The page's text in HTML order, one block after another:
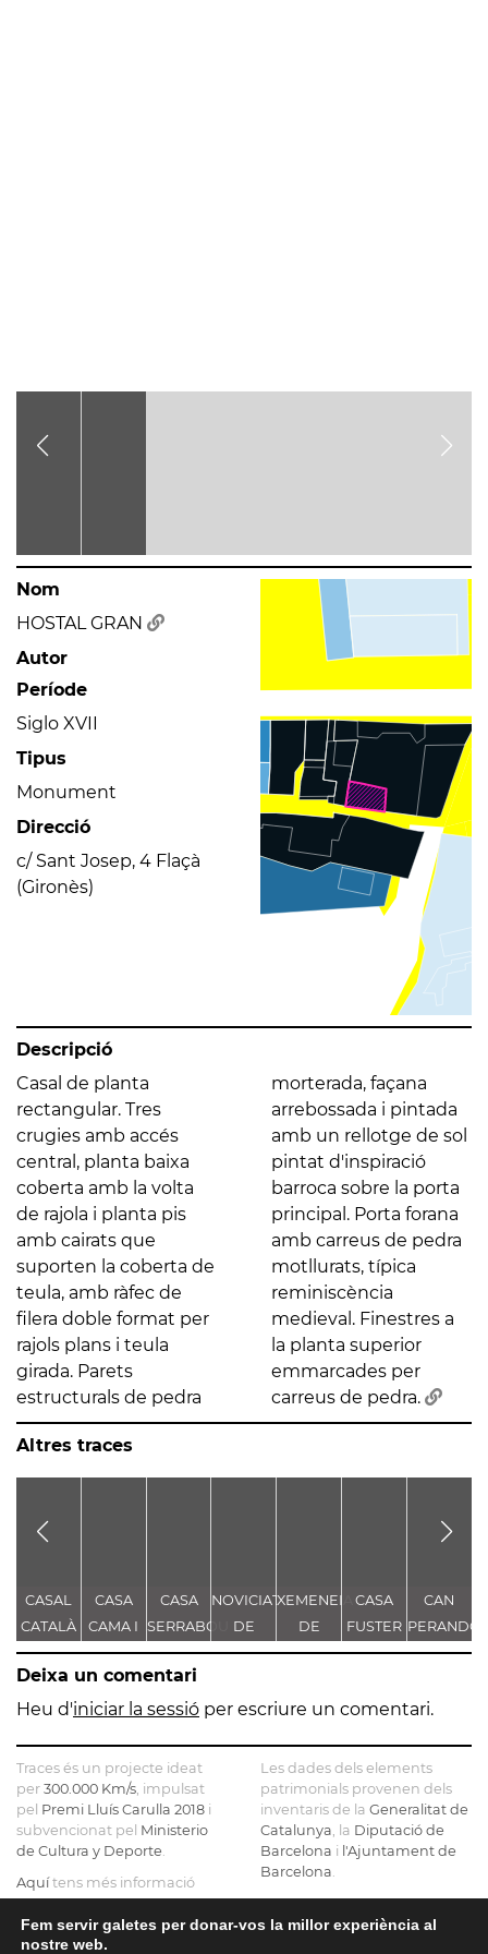
Nom
HOSTAL GRAN
Autor
Període
Siglo XVII
Tipus
Monument
Direcció
c/ Sant Josep, 4 Flaçà
(Gironès)
Descripció
Casal de planta
rectangular. Tres
crugies amb accés
central, planta baixa
coberta amb la volta
de rajola i planta pis
amb cairats que
suporten la coberta de
teula, amb ràfec de
filera doble format per
rajols plans i teula
girada. Parets
estructurals de pedra
morterada, façana
arrebossada i pintada
amb un rellotge de sol
pintat d'inspiració
barroca sobre la porta
principal. Porta forana
amb carreus de pedra
motllurats, típica
reminiscència
medieval. Finestres a
la planta superior
emmarcades per
carreus de pedra.
Altres traces
CASAL
CATALÀ
CASA
CAMA I
ESCURRA
CASA
SERRABOU
NOVICIAT
DE
NOSTRA
DE LA
XEMENEIA
DE
L'ANTIGA
C.E.L.O.
CASA
FUSTER
CAN
- CASA
FARJAS
Deixa un comentari
Heu d'iniciar la sessió per escriure un comentari.
Traces és un projecte ideat
per 300.000 Km/s , impulsat
pel Premi Lluís Carulla 2018 i
subvencionat pel Ministerio
de Cultura y Deporte
Aquítens més informació
sobre el projecte
Si ens vols contactar pots fer-
Les dades dels elements
patrimonials provenen dels
inventaris de la Generalitat de
Catalunya , la Diputació de
Barcelona i l'Ajuntament de
Barcelona
El mapa base ha estat
realitzat amb dades de la
Fem servir galetes per donar-vos la millor experiència al
nostre web.